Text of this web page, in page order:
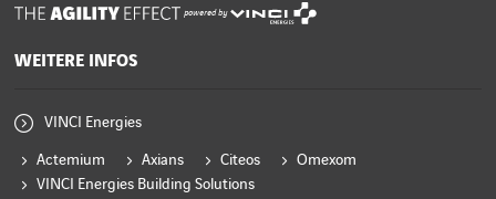
powered by
WEITERE INFOS
VINCI Energies
Actemium Axians Citeos
Omexom
VINCI Energies Building Solutions